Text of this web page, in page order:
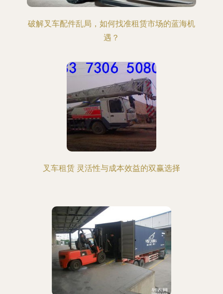
破解叉车配件乱局，如何找准租赁市场的蓝海机
遇？
叉车租赁 灵活性与成本效益的双赢选择